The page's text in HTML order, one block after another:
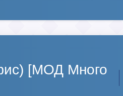
[МОД Много